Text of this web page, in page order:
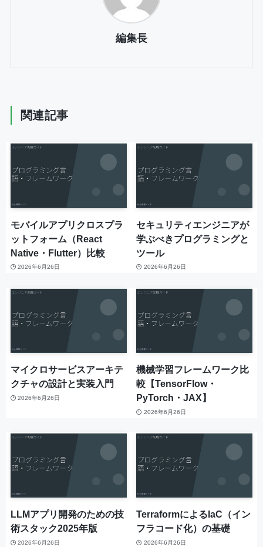
編集長
関連記事
モバイルアプリクロスプラ
ットフォーム（React
Native・Flutter）比較
2026年6月26日
セキュリティエンジニアが
学ぶべきプログラミングと
ツール
2026年6月26日
マイクロサービスアーキテ
クチャの設計と実装入門
2026年6月26日
機械学習フレームワーク比
較【TensorFlow・
PyTorch・JAX】
2026年6月26日
LLMアプリ開発のための技
術スタック2025年版
2026年6月26日
TerraformによるIaC（イン
フラコード化）の基礎
2026年6月26日